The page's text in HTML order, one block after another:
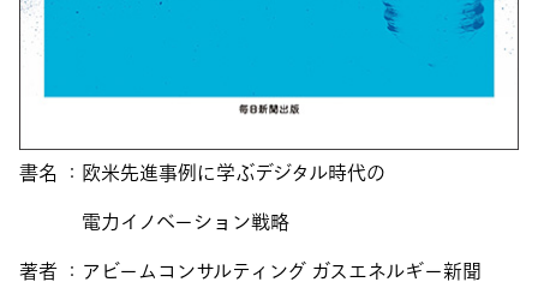
書名 ：欧米先進事例に学ぶデジタル時代の
電力イノベーション戦略
著者 ：アビームコンサルティング ガスエネルギー新聞